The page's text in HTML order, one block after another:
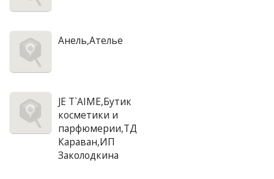
Анель,Ателье
JE T`AIME,Бутик
косметики и
парфюмерии,ТД
Караван,ИП
Заколодкина